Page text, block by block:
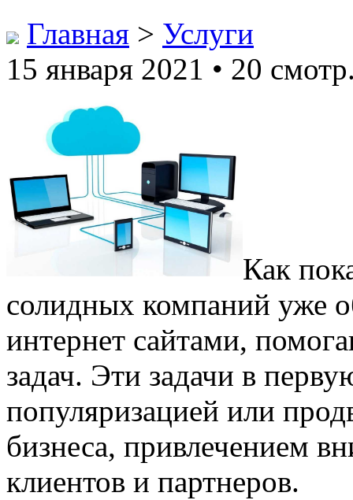
Главная > Услуги
15 января 2021 • 20
Как
солидных компаний уже
интернет сайтами,
задач. Эти задачи в
популяризацией или
бизнеса, привлечением
клиентов и партнеров.